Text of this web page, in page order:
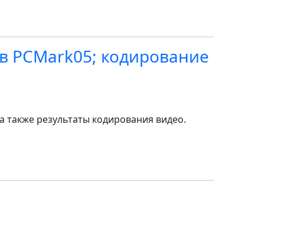
PCMark05; кодирование
результаты кодирования видео.